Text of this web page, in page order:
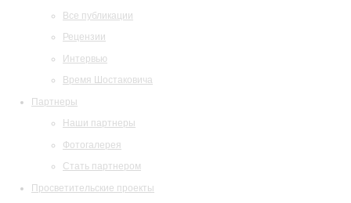
Все публикации
Рецензии
Интервью
Время Шостаковича
Партнеры
Наши партнеры
Фотогалерея
Стать партнером
Просветительские проекты